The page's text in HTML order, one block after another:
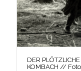
DER
KOMBACH //